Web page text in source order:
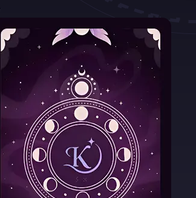
Афірмації
Налаштуйте себе на
правильну хвилю